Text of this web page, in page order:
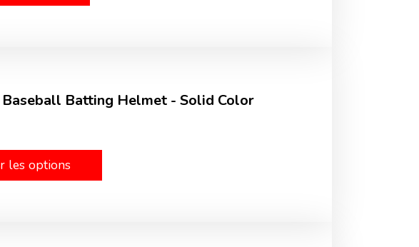
Baseball Batting Helmet - Solid Color
les options